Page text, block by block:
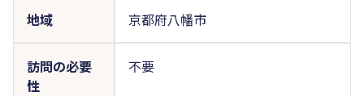
地域 京都府八幡市
訪問の必要
性
不要